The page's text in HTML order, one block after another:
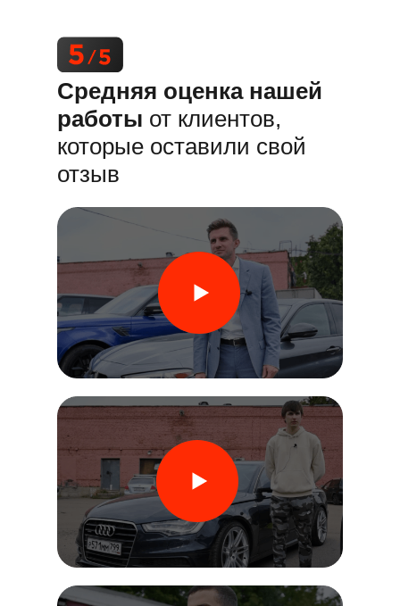
Средняя оценка нашей
работы от клиентов,
которые оставили свой
отзыв